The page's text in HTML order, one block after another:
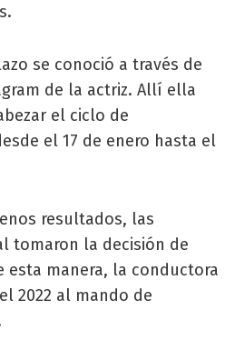
se conoció a través de
de la actriz. Allí ella
el ciclo de
el 17 de enero hasta el
resultados, las
tomaron la decisión de
esta manera, la conductora
2022 al mando de